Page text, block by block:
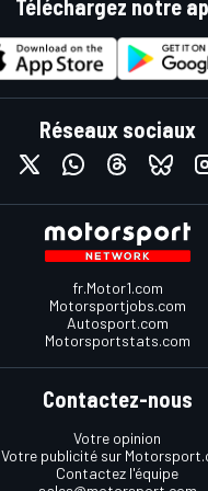
Téléchargez notre
Réseaux sociaux
fr.Motor1.com
Motorsportjobs.com
Autosport.com
Motorsportstats.com
Contactez-nous
Votre opinion
Votre publicité sur
Contactez l'équipe